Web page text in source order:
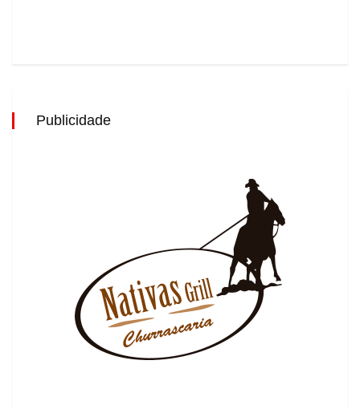
Publicidade